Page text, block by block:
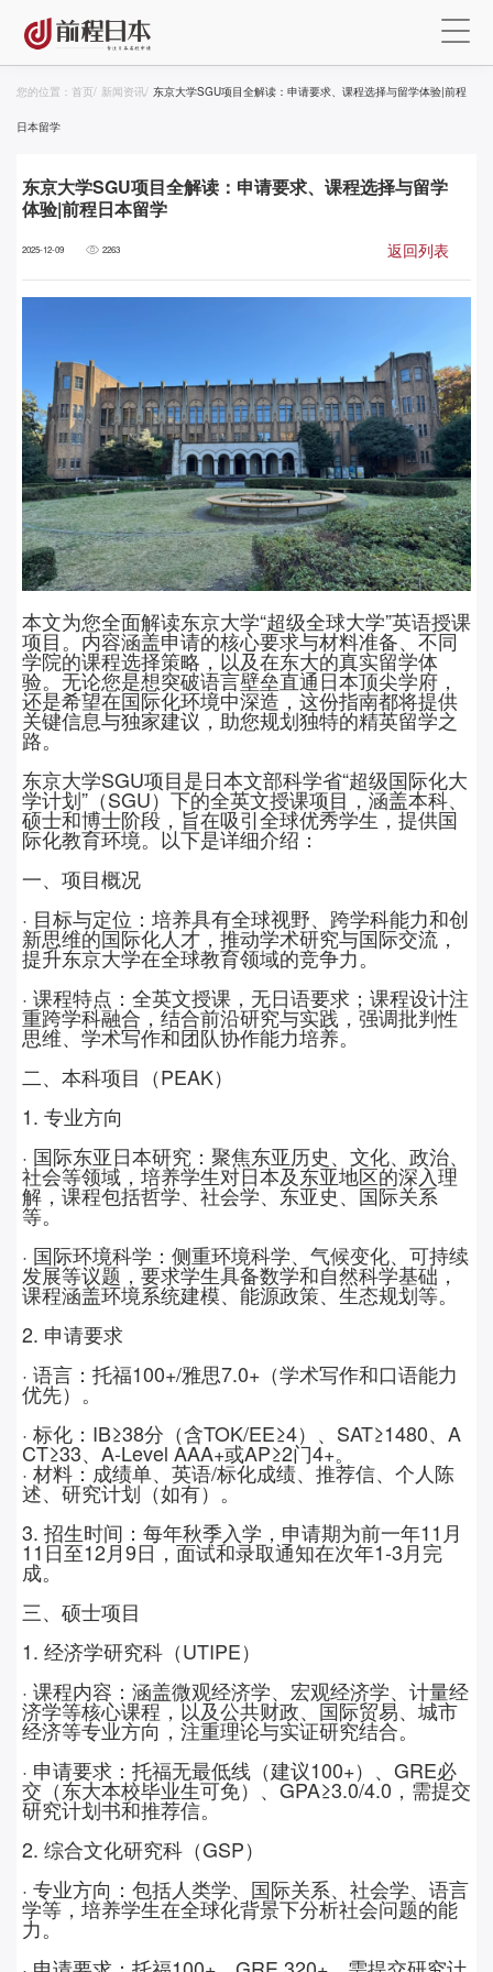
您的位置： 首页/ 新闻资讯/ 东京大学SGU项目全解读：申请要求、课程选择与留学体验|前程
日本留学
东京大学SGU项目全解读：申请要求、课程选择与留学
体验|前程日本留学
2025-12-09 2263 返回列表
本文为您全面解读东京大学“超级全球大学”英语授课
项目。内容涵盖申请的核心要求与材料准备、不同
学院的课程选择策略，以及在东大的真实留学体
验。无论您是想突破语言壁垒直通日本顶尖学府，
还是希望在国际化环境中深造，这份指南都将提供
关键信息与独家建议，助您规划独特的精英留学之
路。
东京大学SGU项目是日本文部科学省“超级国际化大
学计划”（SGU）下的全英文授课项目，涵盖本科、
硕士和博士阶段，旨在吸引全球优秀学生，提供国
际化教育环境。以下是详细介绍：
一、项目概况
· 目标与定位：培养具有全球视野、跨学科能力和创
新思维的国际化人才，推动学术研究与国际交流，
提升东京大学在全球教育领域的竞争力。
· 课程特点：全英文授课，无日语要求；课程设计注
重跨学科融合，结合前沿研究与实践，强调批判性
思维、学术写作和团队协作能力培养。
二、 本科项目（PEAK）
1. 专业方向
· 国际东亚日本研究：聚焦东亚历史、文化、政治、
社会等领域，培养学生对日本及东亚地区的深入理
解，课程包括哲学、社会学、东亚史、国际关系
等。
· 国际环境科学：侧重环境科学、气候变化、可持续
发展等议题，要求学生具备数学和自然科学基础，
课程涵盖环境系统建模、能源政策、生态规划等。
2. 申请要求
· 语言：托福100+/雅思7.0+ （学术写作和口语能力
优先）。
· 标化： IB≥38分（含TOK/EE≥4）、 SAT≥1480、 A
CT≥33、 A-Level AAA+或AP≥2门4+。
· 材料：成绩单、英语/标化成绩、推荐信、个人陈
述、研究计划（如有）。
3. 招生时间：每年秋季入学，申请期为前一年11 月
11日至12月9日，面试和录取通知在次年1-3月完
成。
三、硕士项目
1. 经济学研究科（UTIPE）
· 课程内容：涵盖微观经济学、宏观经济学、计量经
济学等核心课程，以及公共财政、国际贸易、城市
经济等专业方向，注重理论与实证研究结合。
· 申请要求：托福无最低线（建议100+）、 GRE必
交（东大本校毕业生可免）、GPA≥3.0/4.0 ，需提交
研究计划书和推荐信。
2. 综合文化研究科（GSP）
· 专业方向：包括人类学、国际关系、社会学、语言
学等，培养学生在全球化背景下分析社会问题的能
力。